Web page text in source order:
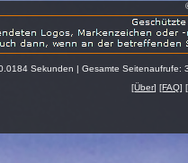
Sekunden | Gesamte
[Über] [FAQ] [